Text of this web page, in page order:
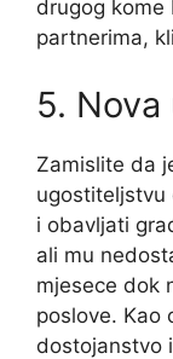
drugog kome
partnerima,
5. Nova
Zamislite da
ugostiteljstvu
i obavljati
ali mu
mjesece dok
poslove. Kao
dostojanstvo